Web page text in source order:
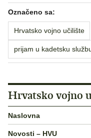
Označeno sa:
Hrvatsko vojno učilište
prijam u kadetsku
Hrvatsko vojno
Naslovna
Novosti – HVU